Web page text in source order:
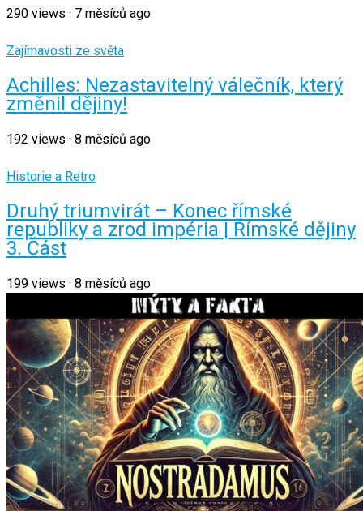
290 views · 7 měsíců ago
Zajímavosti ze světa
Achilles: Nezastavitelný válečník, který
změnil dějiny!
192 views · 8 měsíců ago
Historie a Retro
Druhý triumvirát – Konec římské
republiky a zrod impéria | Římské dějiny
3. Část
199 views · 8 měsíců ago